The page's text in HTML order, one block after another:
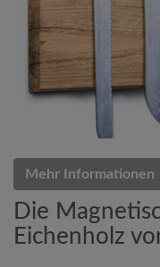
Mehr Informationen
Die
Eichenholz